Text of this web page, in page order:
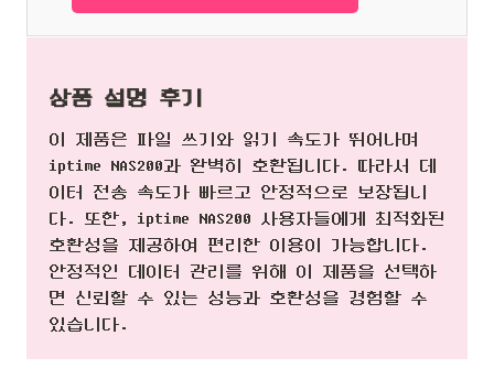
상품 설명 후기
이 제품은 파일 쓰기와 읽기 속도가 뛰어나며
iptime NAS200과 완벽히 호환됩니다. 따라서 데
이터 전송 속도가 빠르고 안정적으로 보장됩니
다. 또한, iptime NAS200 사용자들에게 최적화된
호환성을 제공하여 편리한 이용이 가능합니다.
안정적인 데이터 관리를 위해 이 제품을 선택하
면 신뢰할 수 있는 성능과 호환성을 경험할 수
있습니다.